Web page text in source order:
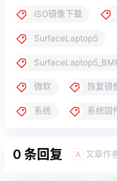
ISO镜像下载
SurfaceLaptop5
微软 恢复镜
系统 系统固
0 条回复 A 文章作